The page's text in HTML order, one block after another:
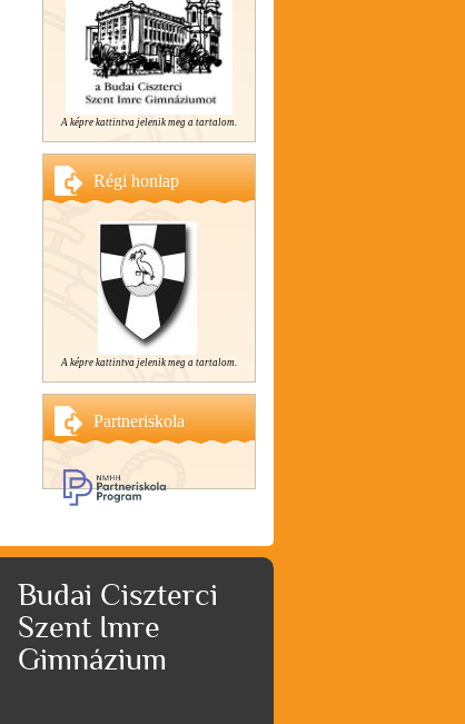
A képre kattintva jelenik meg a tartalom.
Régi honlap
A képre kattintva jelenik meg a tartalom.
Partneriskola
Budai Ciszterci
Szent Imre
Gimnázium